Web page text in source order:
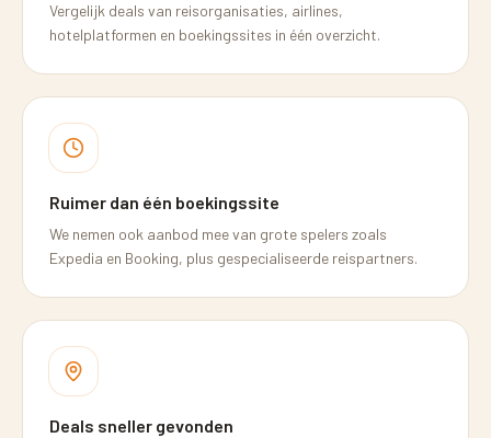
Vergelijk deals van reisorganisaties, airlines,
hotelplatformen en boekingssites in één overzicht.
Ruimer dan één boekingssite
We nemen ook aanbod mee van grote spelers zoals
Expedia en Booking, plus gespecialiseerde reispartners.
Deals sneller gevonden